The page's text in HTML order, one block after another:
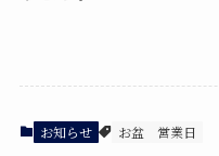
初回
お知らせ お盆 営業日